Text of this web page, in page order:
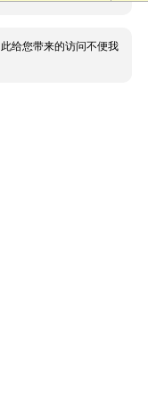
给您带来的访问不便我